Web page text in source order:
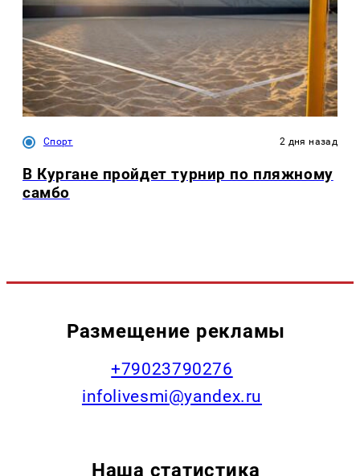
Спорт 2 дня назад
В Кургане пройдет турнир по пляжному
самбо
Размещение рекламы
+79023790276
infolivesmi@yandex.ru
Наша статистика